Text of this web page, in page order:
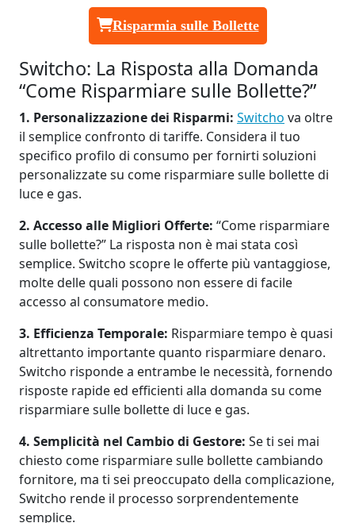
Risparmia sulle Bollette
Switcho: La Risposta alla Domanda
“Come Risparmiare sulle Bollette?”
1. Personalizzazione dei Risparmi: Switcho va oltre
il semplice confronto di tariffe. Considera il tuo
specifico profilo di consumo per fornirti soluzioni
personalizzate su come risparmiare sulle bollette di
luce e gas.
2. Accesso alle Migliori Offerte: “Come risparmiare
sulle bollette?” La risposta non è mai stata così
semplice. Switcho scopre le offerte più vantaggiose,
molte delle quali possono non essere di facile
accesso al consumatore medio.
3. Efficienza Temporale: Risparmiare tempo è quasi
altrettanto importante quanto risparmiare denaro.
Switcho risponde a entrambe le necessità, fornendo
risposte rapide ed efficienti alla domanda su come
risparmiare sulle bollette di luce e gas.
4. Semplicità nel Cambio di Gestore: Se ti sei mai
chiesto come risparmiare sulle bollette cambiando
fornitore, ma ti sei preoccupato della complicazione,
Switcho rende il processo sorprendentemente
semplice.